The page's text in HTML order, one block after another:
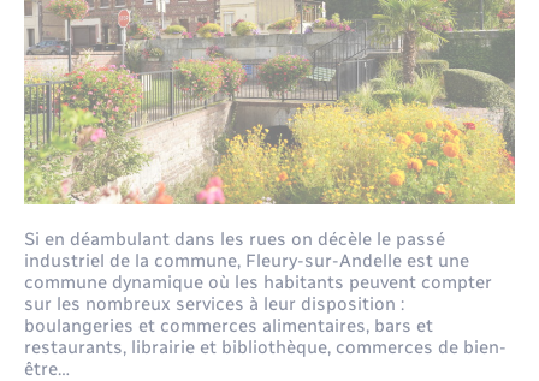
Rénovation de l’habitat
Séniors
Urbanisme
Si en déambulant dans les rues on décèle le passé
industriel de la commune, Fleury-sur-Andelle est une
commune dynamique où les habitants peuvent compter
sur les nombreux services à leur disposition :
boulangeries et commerces alimentaires, bars et
restaurants, librairie et bibliothèque, commerces de bien-
être…